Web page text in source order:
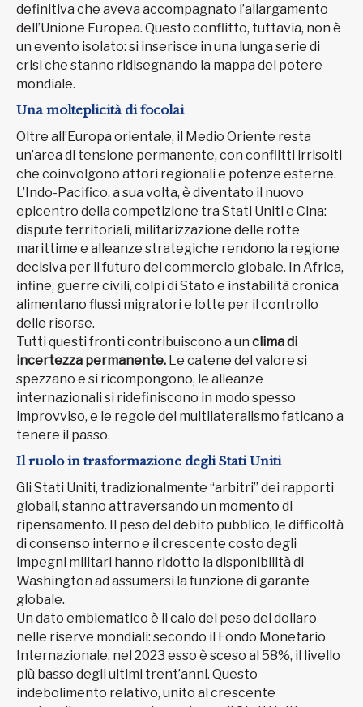
definitiva che aveva accompagnato l’allargamento
dell’Unione Europea. Questo conflitto, tuttavia, non è
un evento isolato: si inserisce in una lunga serie di
crisi che stanno ridisegnando la mappa del potere
mondiale.
Una molteplicità di focolai
Oltre all’Europa orientale, il Medio Oriente resta
un’area di tensione permanente, con conflitti irrisolti
che coinvolgono attori regionali e potenze esterne.
L’Indo-Pacifico, a sua volta, è diventato il nuovo
epicentro della competizione tra Stati Uniti e Cina:
dispute territoriali, militarizzazione delle rotte
marittime e alleanze strategiche rendono la regione
decisiva per il futuro del commercio globale. In Africa,
infine, guerre civili, colpi di Stato e instabilità cronica
alimentano flussi migratori e lotte per il controllo
delle risorse.
Tutti questi fronti contribuiscono a un clima di
incertezza permanente. Le catene del valore si
spezzano e si ricompongono, le alleanze
internazionali si ridefiniscono in modo spesso
improvviso, e le regole del multilateralismo faticano a
tenere il passo.
Il ruolo in trasformazione degli Stati Uniti
Gli Stati Uniti, tradizionalmente “arbitri” dei rapporti
globali, stanno attraversando un momento di
ripensamento. Il peso del debito pubblico, le difficoltà
di consenso interno e il crescente costo degli
impegni militari hanno ridotto la disponibilità di
Washington ad assumersi la funzione di garante
globale.
Un dato emblematico è il calo del peso del dollaro
nelle riserve mondiali: secondo il Fondo Monetario
Internazionale, nel 2023 esso è sceso al 58%, il livello
più basso degli ultimi trent’anni. Questo
indebolimento relativo, unito al crescente